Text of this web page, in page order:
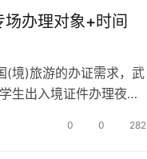
办理对象+时间
(境)旅游的办证需求，武
生出入境证件办理夜间
0 0 282